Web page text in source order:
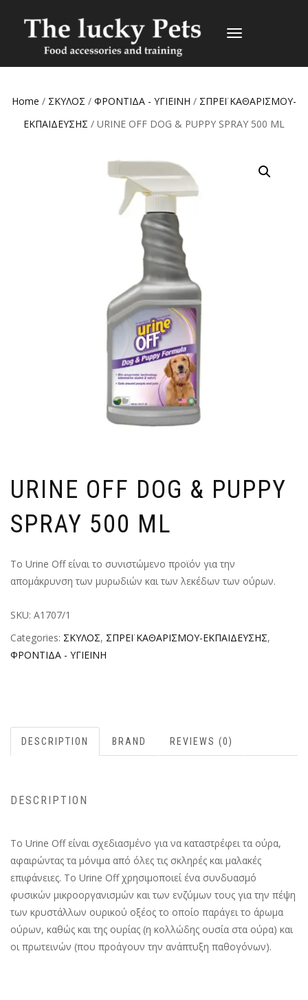
TOGGLE
Home / ΣΚΥΛΟΣ / ΦΡΟΝΤΙΔΑ - ΥΓΙΕΙΝΗ / ΣΠΡΕΪ ΚΑΘΑΡΙΣΜΟΥ-
ΕΚΠΑΙΔΕΥΣΗΣ / URINE OFF DOG & PUPPY SPRAY 500 ML
URINE OFF DOG & PUPPY
SPRAY 500 ML
Το Urine Off είναι το συνιστώμενο προϊόν για την
απομάκρυνση των μυρωδιών και των λεκέδων των ούρων.
SKU: A1707/1
Categories: ΣΚΥΛΟΣ, ΣΠΡΕΪ ΚΑΘΑΡΙΣΜΟΥ-ΕΚΠΑΙΔΕΥΣΗΣ,
ΦΡΟΝΤΙΔΑ - ΥΓΙΕΙΝΗ
DESCRIPTION BRAND REVIEWS (0)
DESCRIPTION
Το Urine Off είναι σχεδιασμένο για να καταστρέφει τα ούρα,
αφαιρώντας τα μόνιμα από όλες τις σκληρές και μαλακές
επιφάνειες. Το Urine Off χρησιμοποιεί ένα συνδυασμό
φυσικών μικροοργανισμών και των ενζύμων τους για την πέψη
των κρυστάλλων ουρικού οξέος το οποίο παράγει το άρωμα
ούρων, καθώς και της ουρίας (η κολλώδης ουσία στα ούρα) και
οι πρωτεινών (που προάγουν την ανάπτυξη παθογόνων).